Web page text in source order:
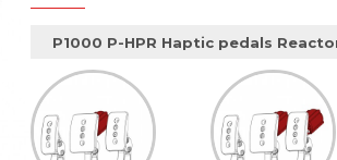
P1000 P-HPR Haptic pedals